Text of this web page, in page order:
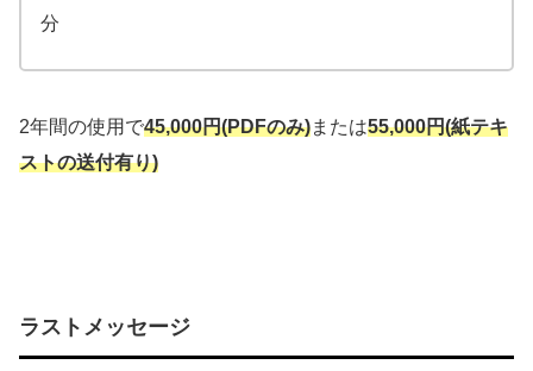
分
2年間の使用で45,000円(PDFのみ)または55,000円(紙テキ
ストの送付有り)
ラストメッセージ